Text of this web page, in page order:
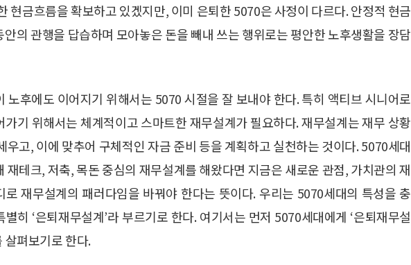
현금흐름을 확보하고 있겠지만, 이미 은퇴한 5070은 사정이 다르다. 안정적 현금
의 관행을 답습하며 모아놓은 돈을 빼내 쓰는 행위로는 평안한 노후생활을 장담
노후에도 이어지기 위해서는 5070 시절을 잘 보내야 한다. 특히 액티브 시니어로
기 위해서는 체계적이고 스마트한 재무설계가 필요하다. 재무설계는 재무 상황
우고, 이에 맞추어 구체적인 자금 준비 등을 계획하고 실천하는 것이다. 5070세대
재테크, 저축, 목돈 중심의 재무설계를 해왔다면 지금은 새로운 관점, 가치관의 재
로 재무설계의 패러다임을 바꿔야 한다는 뜻이다. 우리는 5070세대의 특성을 충
히 ‘은퇴재무설계’라 부르기로 한다. 여기서는 먼저 5070세대에게 ‘은퇴재무설
살펴보기로 한다.